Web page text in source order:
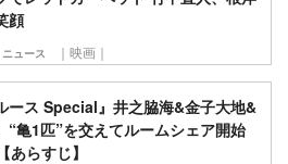
顔
ニュース ｜映画｜
ース Special』井之脇海&金子大地&
“亀1匹”を交えてルームシェア開始
あらすじ】